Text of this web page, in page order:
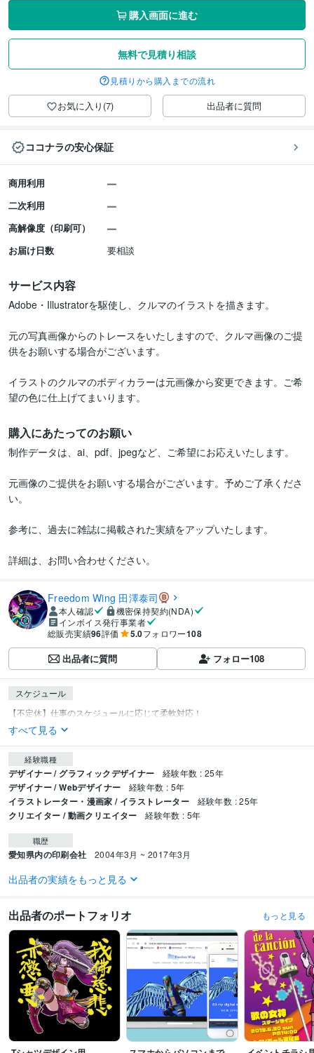
購入画面に進む
無料で見積り相談
見積りから購入までの流れ
お気に入り(7) 出品者に質問
ココナラの安心保証
商用利用
二次利用
高解像度（印刷可）
お届け日数
要相談
サービス内容
Adobe・Illustratorを駆使し、クルマのイラストを描きます。
元の写真画像からのトレースをいたしますので、クルマ画像のご提
供をお願いする場合がございます。
イラストのクルマのボディカラーは元画像から変更できます。ご希
望の色に仕上げてまいります。
購入にあたってのお願い
制作データは、ai、pdf、jpegなど、ご希望にお応えいたします。
元画像のご提供をお願いする場合がございます。予めご了承くださ
い。
参考に、過去に雑誌に掲載された実績をアップいたします。
詳細は、お問い合わせください。
Freedom Wing 田澤泰司
本人確認
機密保持契約(NDA)
インボイス発行事業者
総販売実績96評価 5.0フォロワー108
出品者に質問 フォロー108
スケジュール
すべて見る
経験職種
デザイナー / グラフィックデザイナー 経験年数 : 25年
デザイナー / Webデザイナー 経験年数 : 5年
イラストレーター・漫画家 / イラストレーター 経験年数 : 25年
クリエイター / 動画クリエイター 経験年数 : 5年
職歴
愛知県内の印刷会社 2004年3月 ~ 2017年3月
受賞歴
資格・検定
MUD協会・メディア・ユニバーサルデザイン・2級ディレクター
取得年 :
2015年
JADP認定メンタル心理カウンセラー 取得年 : 2018年
JADP認定上級心理カウンセラー 取得年 : 2018年
上級心理カウンセラー 取得年 : 2018年
プログラミング言語・フレームワーク
CSS:6年HTML:6年JavaScript:6年
出品者の実績をもっと見る
出品者のポートフォリオ もっと見る